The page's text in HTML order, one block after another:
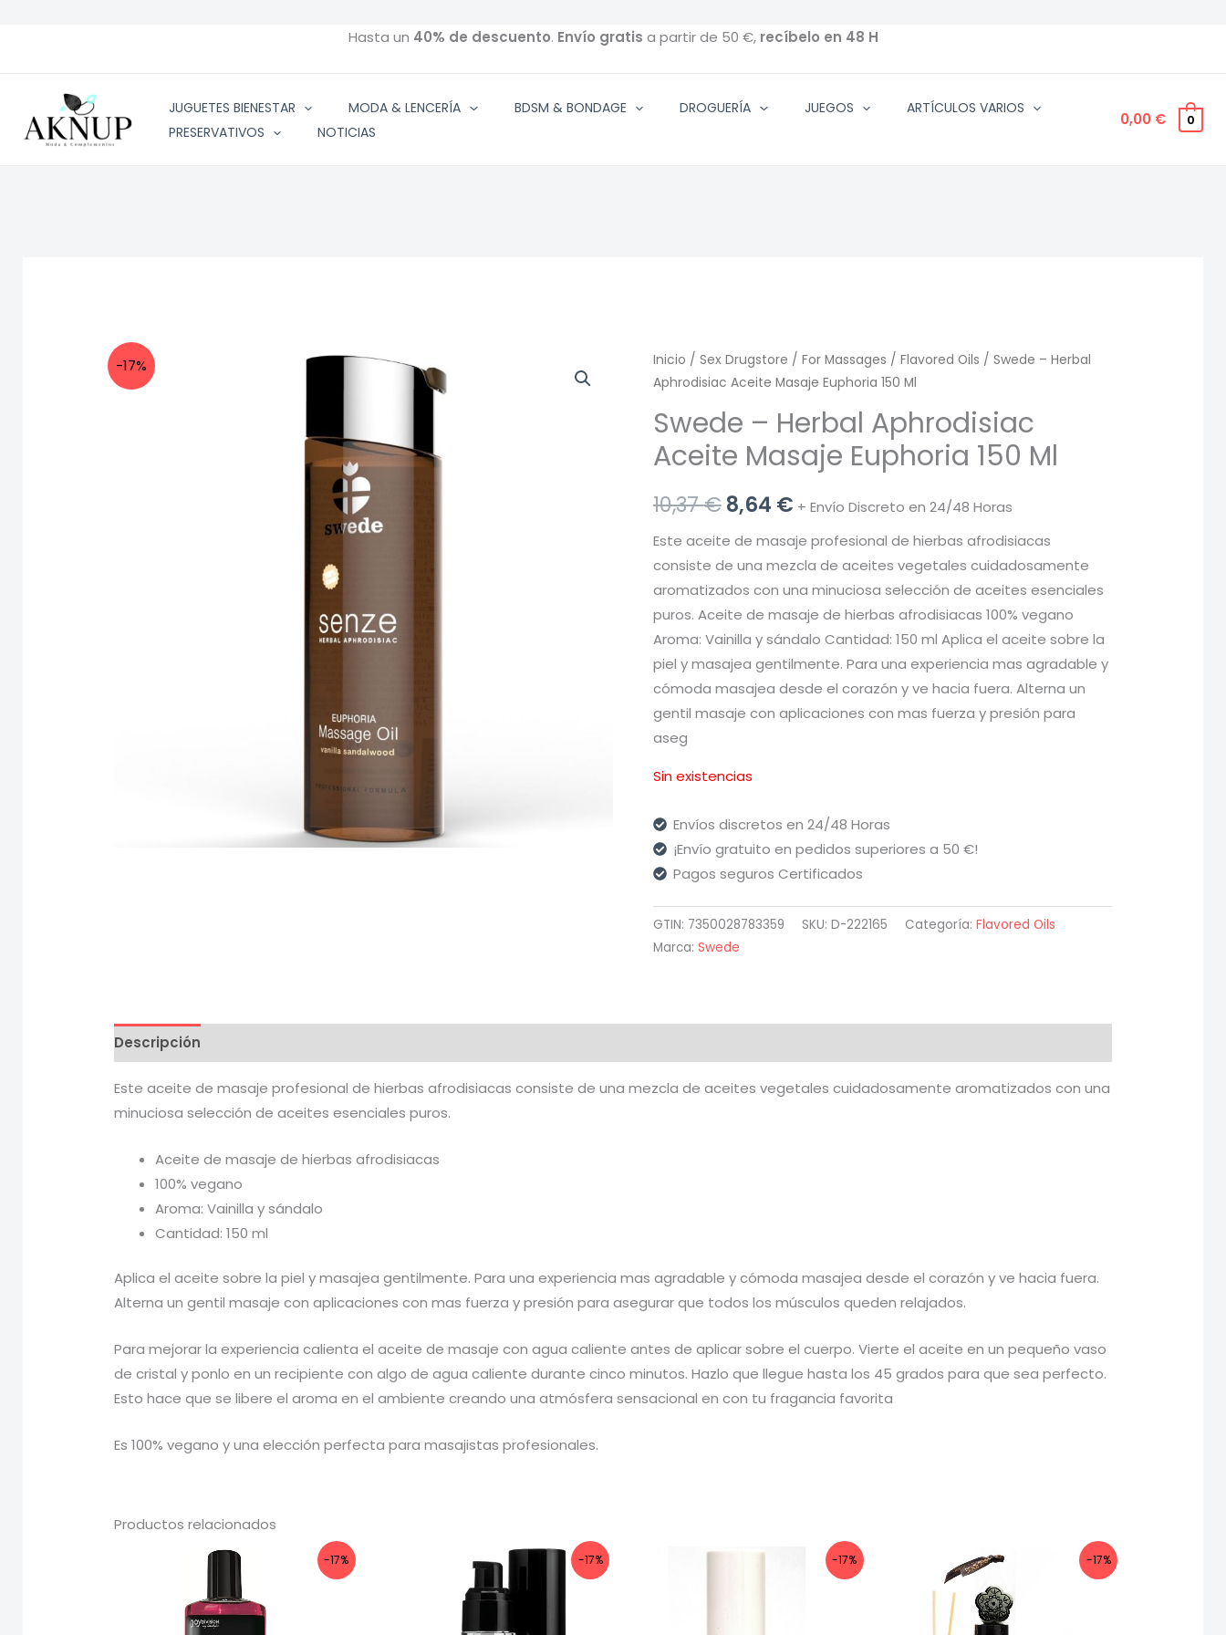
Hasta un 40% de descuento. Envío gratis a partir de 50 €, recíbelo en 48 H
JUGUETES BIENESTAR MODA & LENCERÍA BDSM & BONDAGE DROGUERÍA JUEGOS
ARTÍCULOS VARIOS
PRESERVATIVOS
NOTICIAS
0,00 € 0
-17% Inicio / Sex Drugstore / For Massages / Flavored Oils / Swede – Herbal
Aphrodisiac Aceite Masaje Euphoria 150 Ml
Swede – Herbal Aphrodisiac
Aceite Masaje Euphoria 150 Ml
10,37€El
precio
original
era:
10,37 €.
8,64 €El
precio
actual
es:
8,64 €.
+ Envío Discreto en 24/48 Horas
Este aceite de masaje profesional de hierbas afrodisiacas
consiste de una mezcla de aceites vegetales cuidadosamente
aromatizados con una minuciosa selección de aceites esenciales
puros. Aceite de masaje de hierbas afrodisiacas 100% vegano
Aroma: Vainilla y sándalo Cantidad: 150 ml Aplica el aceite sobre la
piel y masajea gentilmente. Para una experiencia mas agradable y
cómoda masajea desde el corazón y ve hacia fuera. Alterna un
gentil masaje con aplicaciones con mas fuerza y presión para
aseg
Sin existencias
Envíos discretos en 24/48 Horas
¡Envío gratuito en pedidos superiores a 50 €!
Pagos seguros Certificados
GTIN: 7350028783359 SKU: D-222165 Categoría: Flavored Oils
Marca: Swede
Descripción
Este aceite de masaje profesional de hierbas afrodisiacas consiste de una mezcla de aceites vegetales cuidadosamente aromatizados con una
minuciosa selección de aceites esenciales puros.
Aceite de masaje de hierbas afrodisiacas
100% vegano
Aroma: Vainilla y sándalo
Cantidad: 150 ml
Aplica el aceite sobre la piel y masajea gentilmente. Para una experiencia mas agradable y cómoda masajea desde el corazón y ve hacia fuera.
Alterna un gentil masaje con aplicaciones con mas fuerza y presión para asegurar que todos los músculos queden relajados.
Para mejorar la experiencia calienta el aceite de masaje con agua caliente antes de aplicar sobre el cuerpo. Vierte el aceite en un pequeño vaso
de cristal y ponlo en un recipiente con algo de agua caliente durante cinco minutos. Hazlo que llegue hasta los 45 grados para que sea perfecto.
Esto hace que se libere el aroma en el ambiente creando una atmósfera sensacional en con tu fragancia favorita
Es 100% vegano y una elección perfecta para masajistas profesionales.
Productos relacionados
-17% -17% -17% -17%